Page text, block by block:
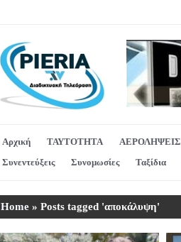
Αρχική ΤΑΥΤΟΤΗΤΑ ΑΕΡΟΛΗΨΕΙΣ
Συνεντεύξεις
Συνομωσίες Ταξίδια
Home » Posts tagged 'αποκάλυψη'